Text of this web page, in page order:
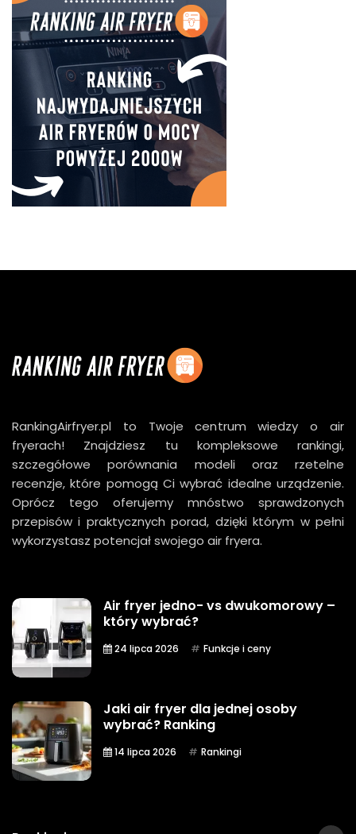
RankingAirfryer.pl to Twoje centrum wiedzy o air
fryerach! Znajdziesz tu kompleksowe rankingi,
szczegółowe porównania modeli oraz rzetelne
recenzje, które pomogą Ci wybrać idealne urządzenie.
Oprócz tego oferujemy mnóstwo sprawdzonych
przepisów i praktycznych porad, dzięki którym w pełni
wykorzystasz potencjał swojego air fryera.
Air fryer jedno- vs dwukomorowy –
który wybrać?
24 lipca 2026 Funkcje i ceny
Jaki air fryer dla jednej osoby
wybrać? Ranking
14 lipca 2026 Rankingi